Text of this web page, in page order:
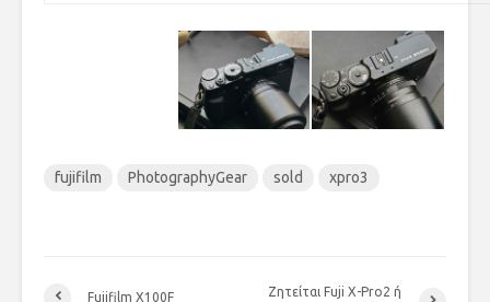
fujifilm PhotographyGear sold xpro3
Fujifilm X100F
Ζητείται Fuji X-Pro2 ή